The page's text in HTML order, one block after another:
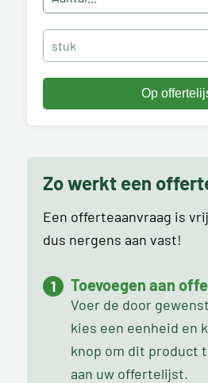
Zo werkt een
Een offerteaanvraag is
dus nergens aan vast!
Toevoegen aan
Voer de door
kies een eenheid en
knop om dit product
aan uw offertelijst.